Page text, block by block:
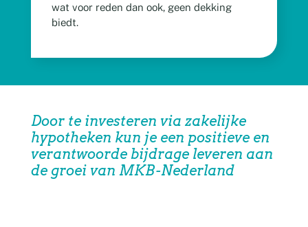
wat voor reden dan ook, geen dekking
biedt.
Door te investeren via zakelijke
hypotheken kun je een positieve en
verantwoorde bijdrage leveren aan
de groei van MKB-Nederland